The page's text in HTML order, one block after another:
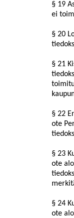
§ 19
ei
§ 20
§ 21
§ 22
ote
§ 23
ote
§ 24
ote